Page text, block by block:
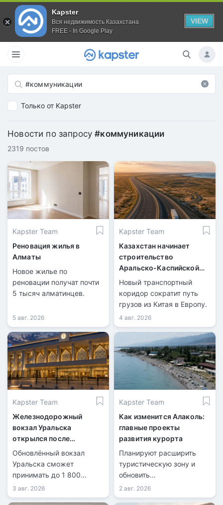
Kapster
Вся недвижимость Казахстана
FREE - In Google Play
VIEW
Только от Kapster
Новости по запросу#коммуникации
2319 постов
Kapster Team
Реновация жилья в
Алматы
Новое жилье по
реновации получат почти
5 тысяч алматинцев.
5 авг. 2026
Kapster Team
Казахстан начинает
строительство
Аральско-Каспийской
магистрали
Новый транспортный
коридор сократит путь
грузов из Китая в Европу.
4 авг. 2026
Kapster Team
Железнодорожный
вокзал Уральска
открылся после
масштабной
реконструкции
Обновлённый вокзал
Уральска сможет
принимать до 1 800
пассажиров в сутки.
3 авг. 2026
Kapster Team
Как изменится Алаколь:
главные проекты
развития курорта
Планируют расширить
туристическую зону и
обновить
инфраструктуру.
2 авг. 2026